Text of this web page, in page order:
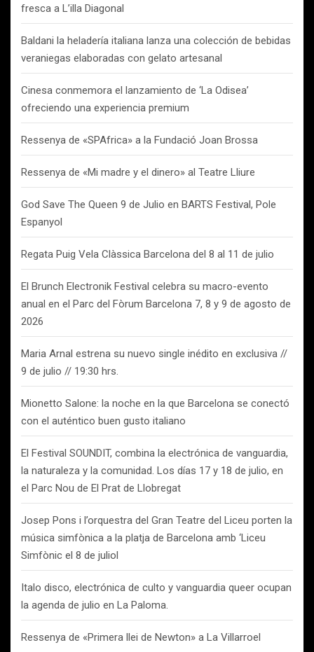
fresca a L’illa Diagonal
Baldani la heladería italiana lanza una colección de bebidas
veraniegas elaboradas con gelato artesanal
Cinesa conmemora el lanzamiento de ‘La Odisea’
ofreciendo una experiencia premium
Ressenya de «SPAfrica» a la Fundació Joan Brossa
Ressenya de «Mi madre y el dinero» al Teatre Lliure
God Save The Queen 9 de Julio en BARTS Festival, Pole
Espanyol
Regata Puig Vela Clàssica Barcelona del 8 al 11 de julio
El Brunch Electronik Festival celebra su macro-evento
anual en el Parc del Fòrum Barcelona 7, 8 y 9 de agosto de
2026
Maria Arnal estrena su nuevo single inédito en exclusiva //
9 de julio // 19:30 hrs.
Mionetto Salone: la noche en la que Barcelona se conectó
con el auténtico buen gusto italiano
El Festival SOUNDIT, combina la electrónica de vanguardia,
la naturaleza y la comunidad. Los días 17 y 18 de julio, en
el Parc Nou de El Prat de Llobregat
Josep Pons i l’orquestra del Gran Teatre del Liceu porten la
música simfònica a la platja de Barcelona amb ‘Liceu
Simfònic el 8 de juliol
Italo disco, electrónica de culto y vanguardia queer ocupan
la agenda de julio en La Paloma.
Ressenya de «Primera llei de Newton» a La Villarroel